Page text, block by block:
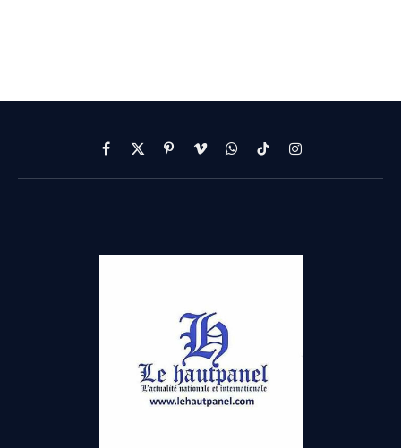
Facebook
X
(Twitter)
PinterestVimeoWhatsApp
TikTokInstagram